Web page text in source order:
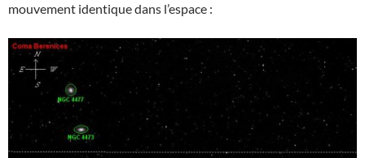
mouvement identique dans l’espace :